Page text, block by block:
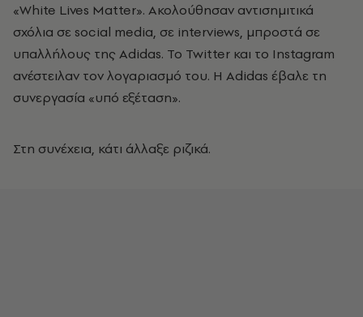
«White Lives Matter». Ακολούθησαν αντισημιτικά
σχόλια σε social media, σε interviews, μπροστά σε
υπαλλήλους της Adidas. Το Twitter και το Instagram
ανέστειλαν τον λογαριασμό του. Η Adidas έβαλε τη
συνεργασία «υπό εξέταση».
Στη συνέχεια, κάτι άλλαξε ριζικά.